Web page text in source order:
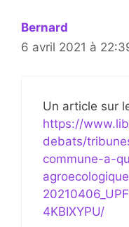
Bernard
6 avril 2021 à
Un article sur
https://
debats/
commune-a-
4KBIXYPU/